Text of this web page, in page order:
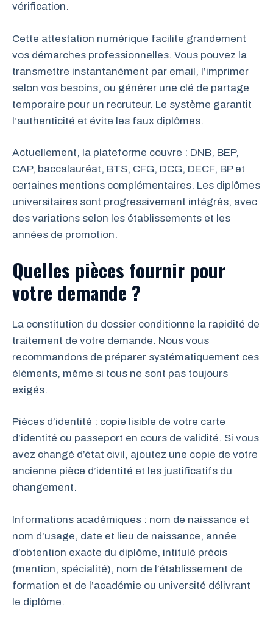
vérification.
Cette attestation numérique facilite grandement
vos démarches professionnelles. Vous pouvez la
transmettre instantanément par email, l’imprimer
selon vos besoins, ou générer une clé de partage
temporaire pour un recruteur. Le système garantit
l’authenticité et évite les faux diplômes.
Actuellement, la plateforme couvre : DNB, BEP,
CAP, baccalauréat, BTS, CFG, DCG, DECF, BP et
certaines mentions complémentaires. Les diplômes
universitaires sont progressivement intégrés, avec
des variations selon les établissements et les
années de promotion.
Quelles pièces fournir pour
votre demande ?
La constitution du dossier conditionne la rapidité de
traitement de votre demande. Nous vous
recommandons de préparer systématiquement ces
éléments, même si tous ne sont pas toujours
exigés.
Pièces d’identité : copie lisible de votre carte
d’identité ou passeport en cours de validité. Si vous
avez changé d’état civil, ajoutez une copie de votre
ancienne pièce d’identité et les justificatifs du
changement.
Informations académiques : nom de naissance et
nom d’usage, date et lieu de naissance, année
d’obtention exacte du diplôme, intitulé précis
(mention, spécialité), nom de l’établissement de
formation et de l’académie ou université délivrant
le diplôme.